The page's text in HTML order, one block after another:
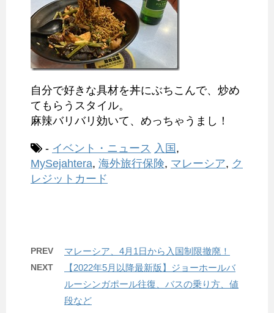
自分で好きな具材を丼にぶちこんで、炒め
てもらうスタイル。
麻辣バリバリ効いて、めっちゃうまし！
- イベント・ニュース 入国 ,
MySejahtera, 海外旅行保険, マレーシア, ク
レジットカード
PREV マレーシア、4月1日から入国制限撤廃！
NEXT
【2022年5月以降最新版】ジョーホールバ
ルーシンガポール往復、バスの乗り方、値
段など